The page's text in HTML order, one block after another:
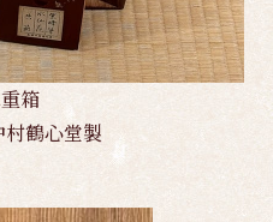
箱
鶴心堂製